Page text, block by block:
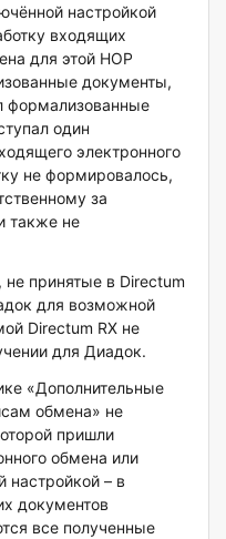
настройкой
входящих
для этой НОР
документы,
формализованные
один
электронного
не формировалось,
за
также не
принятые в Directum
для возможной
Directum RX не
для Диадок.
«Дополнительные
обмена» не
пришли
обмена или
настройкой – в
документов
все полученные